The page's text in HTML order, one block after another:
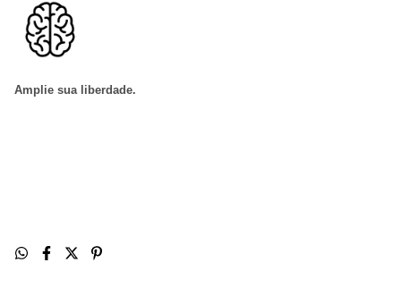
Amplie sua liberdade.